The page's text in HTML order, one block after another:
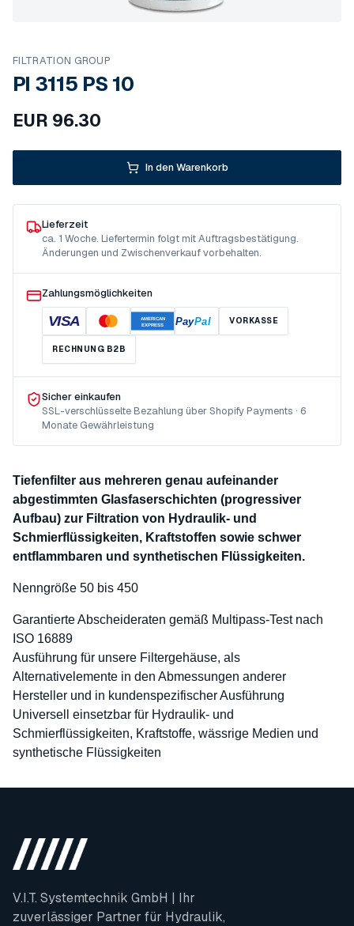
FILTRATION GROUP
PI 3115 PS 10
EUR 96.30
In den Warenkorb
Lieferzeit
ca. 1 Woche. Liefertermin folgt mit Auftragsbestätigung.
Änderungen und Zwischenverkauf vorbehalten.
Zahlungsmöglichkeiten
VISA
AMERICAN
EXPRESS
PayPal VORKASSE
RECHNUNG B2B
Sicher einkaufen
SSL-verschlüsselte Bezahlung über Shopify Payments · 6
Monate Gewährleistung
Tiefenfilter aus mehreren genau aufeinander
abgestimmten Glasfaserschichten (progressiver
Aufbau) zur Filtration von Hydraulik- und
Schmierflüssigkeiten, Kraftstoffen sowie schwer
entflammbaren und synthetischen Flüssigkeiten.
Nenngröße 50 bis 450
Garantierte Abscheideraten gemäß Multipass-Test nach
ISO 16889
Ausführung für unsere Filtergehäuse, als
Alternativelemente in den Abmessungen anderer
Hersteller und in kundenspezifischer Ausführung
Universell einsetzbar für Hydraulik- und
Schmierflüssigkeiten, Kraftstoffe, wässrige Medien und
synthetische Flüssigkeiten
V.I.T. Systemtechnik GmbH | Ihr
zuverlässiger Partner für Hydraulik,